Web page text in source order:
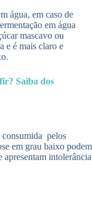
água, em caso de
em água
mascavo ou
e é mais claro e
Saiba dos
consumida pelos
em grau baixo podem
intolerância